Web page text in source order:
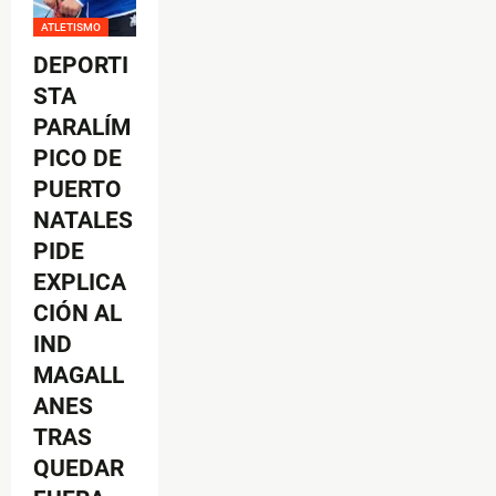
ATLETISMO
DEPORTI
STA
PARALÍM
PICO DE
PUERTO
NATALES
PIDE
EXPLICA
CIÓN AL
IND
MAGALL
ANES
TRAS
QUEDAR